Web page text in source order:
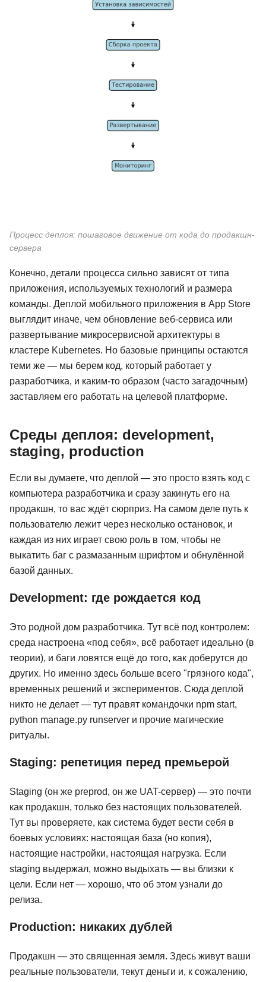
Процесс деплоя: пошаговое движение от кода до продакшн-
сервера
Конечно, детали процесса сильно зависят от типа
приложения, используемых технологий и размера
команды. Деплой мобильного приложения в App Store
выглядит иначе, чем обновление веб-сервиса или
развертывание микросервисной архитектуры в
кластере Kubernetes. Но базовые принципы остаются
теми же — мы берем код, который работает у
разработчика, и каким-то образом (часто загадочным)
заставляем его работать на целевой платформе.
Среды деплоя: development,
staging, production
Если вы думаете, что деплой — это просто взять код с
компьютера разработчика и сразу закинуть его на
продакшн, то вас ждёт сюрприз. На самом деле путь к
пользователю лежит через несколько остановок, и
каждая из них играет свою роль в том, чтобы не
выкатить баг с размазанным шрифтом и обнулённой
базой данных.
Development: где рождается код
Это родной дом разработчика. Тут всё под контролем:
среда настроена «под себя», всё работает идеально (в
теории), и баги ловятся ещё до того, как доберутся до
других. Но именно здесь больше всего "грязного кода",
временных решений и экспериментов. Сюда деплой
никто не делает — тут правят командочки npm start,
python manage.py runserver и прочие магические
ритуалы.
Staging: репетиция перед премьерой
Staging (он же preprod, он же UAT-сервер) — это почти
как продакшн, только без настоящих пользователей.
Тут вы проверяете, как система будет вести себя в
боевых условиях: настоящая база (но копия),
настоящие настройки, настоящая нагрузка. Если
staging выдержал, можно выдыхать — вы близки к
цели. Если нет — хорошо, что об этом узнали до
релиза.
Production: никаких дублей
Продакшн — это священная земля. Здесь живут ваши
реальные пользователи, текут деньги и, к сожалению,
Web-разработчик Веб-